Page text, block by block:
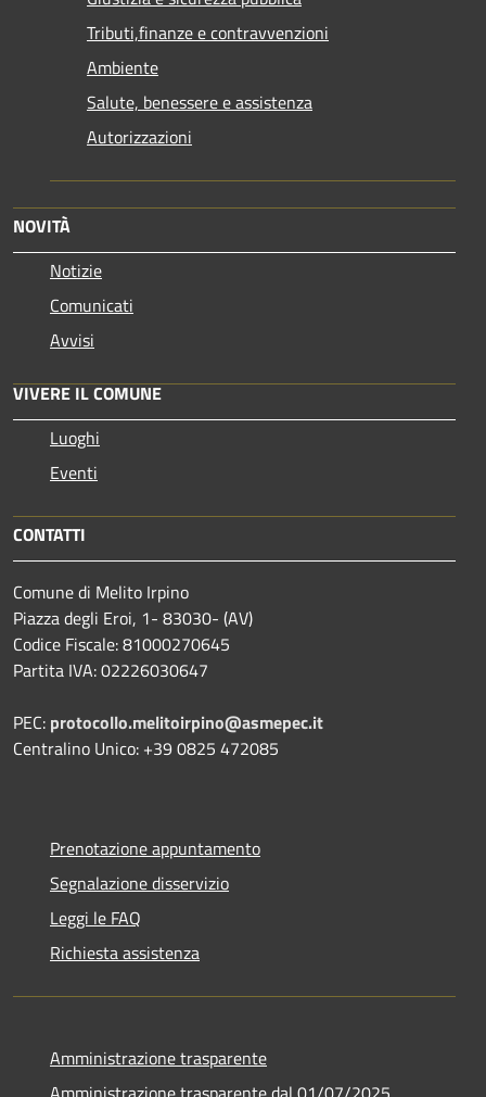
Tributi,finanze e contravvenzioni
Ambiente
Salute, benessere e assistenza
Autorizzazioni
NOVITÀ
Notizie
Comunicati
Avvisi
VIVERE IL COMUNE
Luoghi
Eventi
CONTATTI
Comune di Melito Irpino
Piazza degli Eroi, 1- 83030- (AV)
Codice Fiscale: 81000270645
Partita IVA: 02226030647
PEC: protocollo.melitoirpino@asmepec.it
Centralino Unico: +39 0825 472085
Prenotazione appuntamento
Segnalazione disservizio
Leggi le FAQ
Richiesta assistenza
Amministrazione trasparente